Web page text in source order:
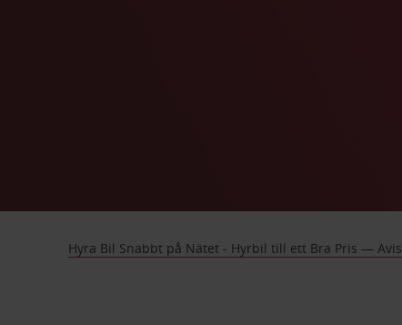
Hyra Bil Snabbt på Nätet - Hyrbil till ett Bra Pris — Avis